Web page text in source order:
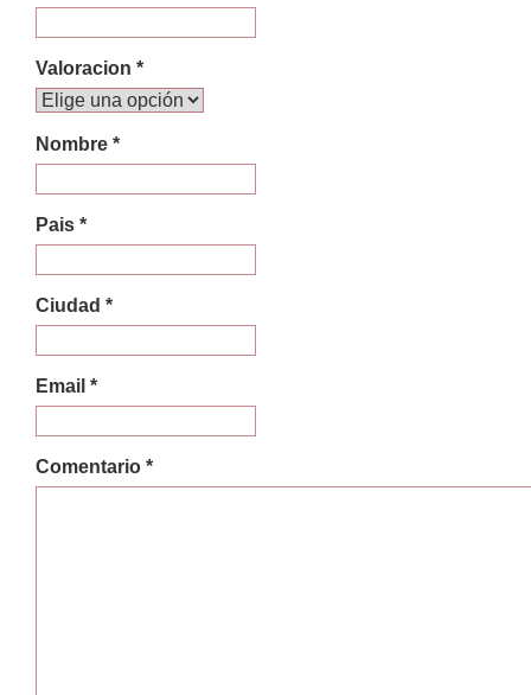
Valoracion *
Nombre *
Pais *
Ciudad *
Email *
Comentario *